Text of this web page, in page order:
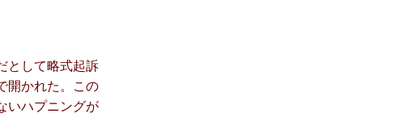
として略式起訴
開かれた。この
いハプニングが